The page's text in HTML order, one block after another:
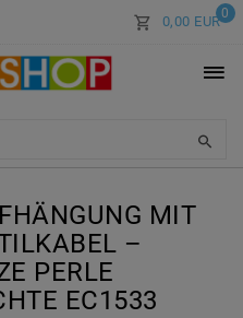
0
0,00 EUR
MIT
–
PERLE
EC1533